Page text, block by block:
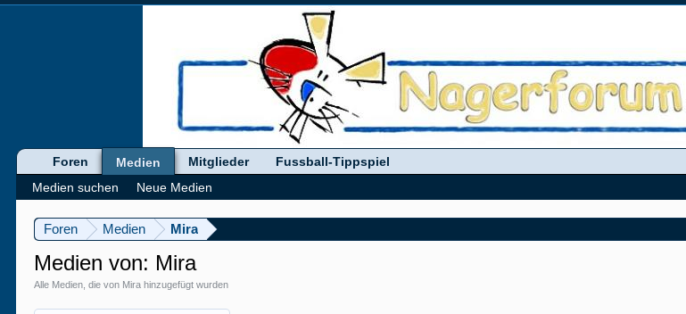
Foren Medien Mira
Medien von: Mira
Alle Medien, die von Mira hinzugefügt wurden
Foren
Medien
Medien suchen
Neue Medien
Mitglieder Fussball-Tippspiel